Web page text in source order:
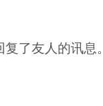
了友人的讯息。